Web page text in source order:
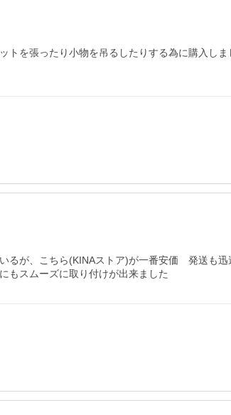
トを張ったり小物を吊るしたりする為に購入し
るが、こちら(KINAストア)が一番安価　発送も迅
もスムーズに取り付けが出来ました